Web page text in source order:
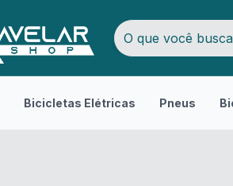
Bicicletas Elétricas Pneus